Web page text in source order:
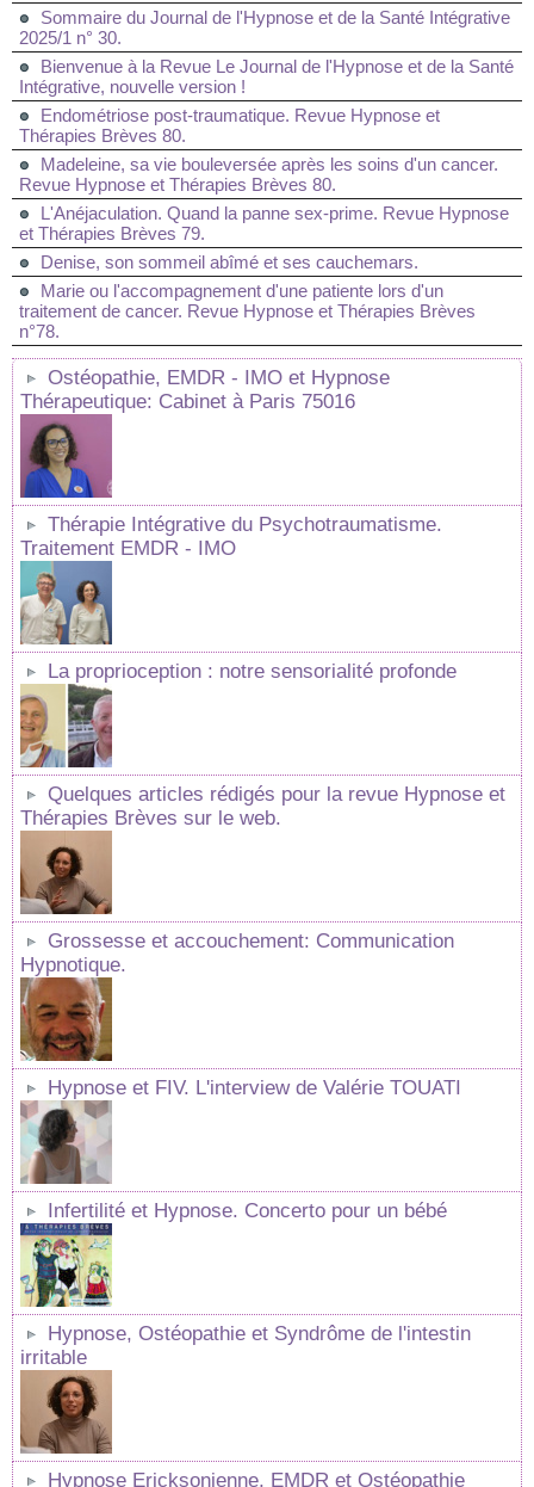
Sommaire du Journal de l'Hypnose et de la Santé Intégrative
2025/1 n° 30.
Bienvenue à la Revue Le Journal de l'Hypnose et de la Santé
Intégrative, nouvelle version !
Endométriose post-traumatique. Revue Hypnose et
Thérapies Brèves 80.
Madeleine, sa vie bouleversée après les soins d'un cancer.
Revue Hypnose et Thérapies Brèves 80.
L'Anéjaculation. Quand la panne sex-prime. Revue Hypnose
et Thérapies Brèves 79.
Denise, son sommeil abîmé et ses cauchemars.
Marie ou l'accompagnement d'une patiente lors d'un
traitement de cancer. Revue Hypnose et Thérapies Brèves
n°78.
Ostéopathie, EMDR - IMO et Hypnose
Thérapeutique: Cabinet à Paris 75016
Thérapie Intégrative du Psychotraumatisme.
Traitement EMDR - IMO
La proprioception : notre sensorialité profonde
Quelques articles rédigés pour la revue Hypnose et
Thérapies Brèves sur le web.
Grossesse et accouchement: Communication
Hypnotique.
Hypnose et FIV. L'interview de Valérie TOUATI
Infertilité et Hypnose. Concerto pour un bébé
Hypnose, Ostéopathie et Syndrôme de l'intestin
irritable
Hypnose Ericksonienne, EMDR et Ostéopathie